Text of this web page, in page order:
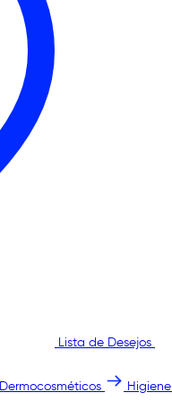
Lista de Desejos
Dermocosméticos Higiene